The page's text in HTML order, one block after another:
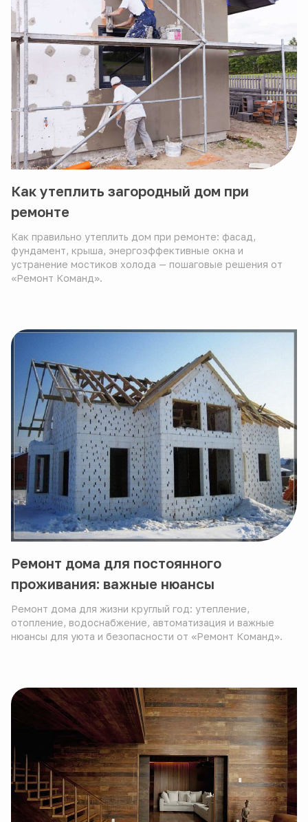
Как утеплить загородный дом при
ремонте
Как правильно утеплить дом при ремонте: фасад,
фундамент, крыша, энергоэффективные окна и
устранение мостиков холода — пошаговые решения от
«Ремонт Команд».
Ремонт дома для постоянного
проживания: важные нюансы
Ремонт дома для жизни круглый год: утепление,
отопление, водоснабжение, автоматизация и важные
нюансы для уюта и безопасности от «Ремонт Команд».